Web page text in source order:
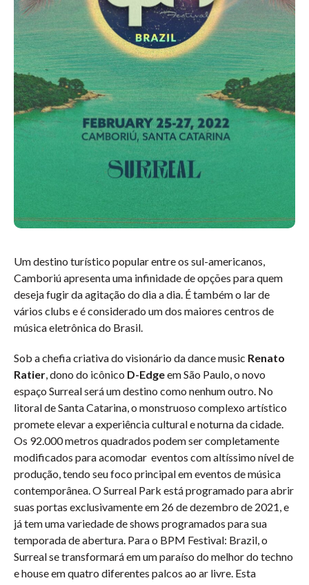
Um destino turístico popular entre os sul-americanos,
Camboriú apresenta uma infinidade de opções para quem
deseja fugir da agitação do dia a dia. É também o lar de
vários clubs e é considerado um dos maiores centros de
música eletrônica do Brasil.
Sob a chefia criativa do visionário da dance music Renato
Ratier, dono do icônico D-Edgeem São Paulo, o novo
espaço Surreal será um destino como nenhum outro. No
litoral de Santa Catarina, o monstruoso complexo artístico
promete elevar a experiência cultural e noturna da cidade.
Os 92.000 metros quadrados podem ser completamente
modificados para acomodar eventos com altíssimo nível de
produção, tendo seu foco principal em eventos de música
contemporânea. O Surreal Park está programado para abrir
suas portas exclusivamente em 26 de dezembro de 2021, e
já tem uma variedade de shows programados para sua
temporada de abertura. Para o BPM Festival: Brazil, o
Surreal se transformará em um paraíso do melhor do techno
e house em quatro diferentes palcos ao ar livre. Esta